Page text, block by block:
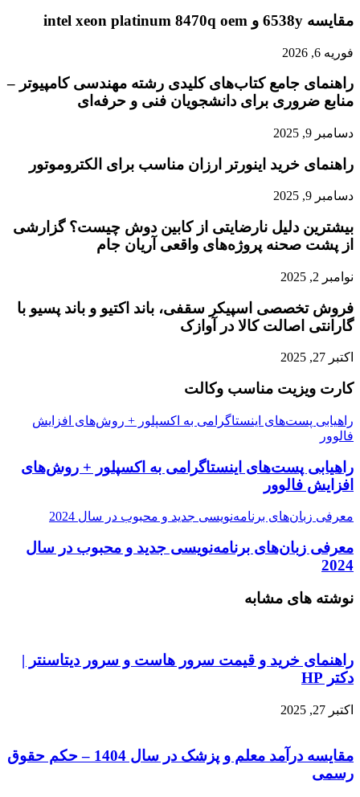
مقایسه 6538y و intel xeon platinum 8470q oem
فوریه 6, 2026
راهنمای جامع کتاب‌های کلیدی رشته مهندسی کامپیوتر –
منابع ضروری برای دانشجویان فنی و حرفه‌ای
دسامبر 9, 2025
راهنمای خرید اینورتر ارزان مناسب برای الکتروموتور
دسامبر 9, 2025
بیشترین دلیل نارضایتی از کابین دوش چیست؟ گزارشی
از پشت صحنه پروژه‌های واقعی آریان جام
نوامبر 2, 2025
فروش تخصصی اسپیکر سقفی، باند اکتیو و باند پسیو با
گارانتی اصالت کالا در آوازک
اکتبر 27, 2025
کارت ویزیت مناسب وکالت
راهیابی پست‌های اینستاگرامی به اکسپلور + روش‌های افزایش
فالوور
راهیابی پست‌های اینستاگرامی به اکسپلور + روش‌های
افزایش فالوور
معرفی زبان‌های برنامه‌نویسی جدید و محبوب در سال 2024
معرفی زبان‌های برنامه‌نویسی جدید و محبوب در سال
2024
نوشته های مشابه
راهنمای خرید و قیمت سرور هاست و سرور دیتاسنتر |
دکتر HP
اکتبر 27, 2025
مقایسه درآمد معلم و پزشک در سال 1404 – حکم حقوق
رسمی